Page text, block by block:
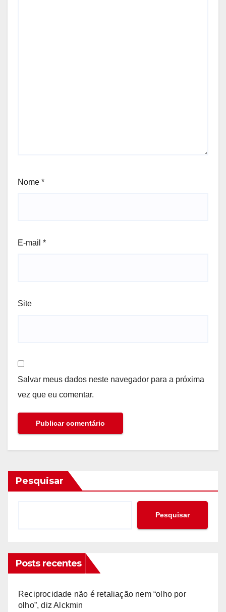
Nome *
E-mail *
Site
Salvar meus dados neste navegador para a próxima
vez que eu comentar.
Pesquisar
Pesquisar
Posts recentes
Reciprocidade não é retaliação nem “olho por
olho”, diz Alckmin